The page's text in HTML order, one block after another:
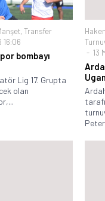
, Transfer
16:06
bombayı
Lig 17. Grupta
olan
13